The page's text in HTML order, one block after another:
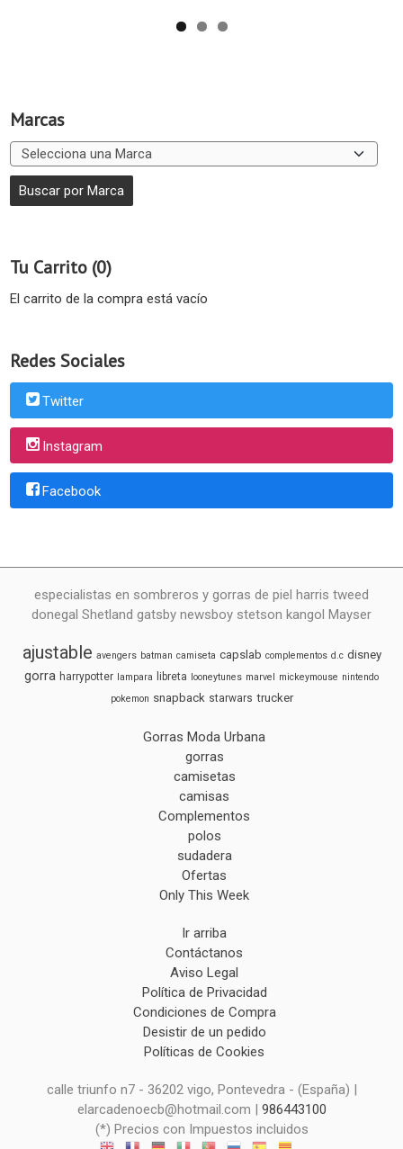
Marcas
Tu Carrito (0)
El carrito de la compra está vacío
Redes Sociales
Twitter
Instagram
Facebook
especialistas en sombreros y gorras de piel harris tweed
donegal Shetland gatsby newsboy stetson kangol Mayser
ajustable avengers batman camiseta capslab complementos d.c disney
gorra harrypotter lampara libreta looneytunes marvel mickeymouse nintendo
pokemon snapback starwars trucker
Gorras Moda Urbana
gorras
camisetas
camisas
Complementos
polos
sudadera
Ofertas
Only This Week
Ir arriba
Contáctanos
Aviso Legal
Política de Privacidad
Condiciones de Compra
Desistir de un pedido
Políticas de Cookies
calle triunfo n7 - 36202 vigo, Pontevedra - (España) |
elarcadenoecb@hotmail.com | 986443100
(*) Precios con Impuestos incluidos